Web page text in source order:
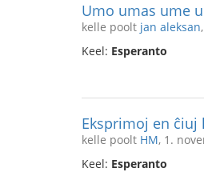
Umo umas ume
kelle poolt jan aleksan
Keel: Esperanto
Eksprimoj en ĉiuj
kelle poolt HM, 1.
Keel: Esperanto